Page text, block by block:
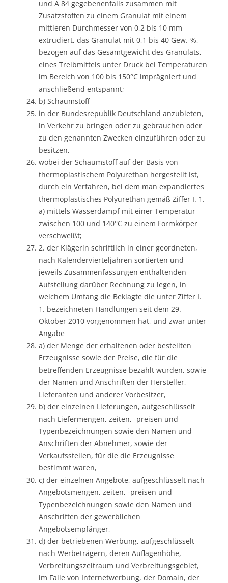
und A 84 gegebenenfalls zusammen mit
Zusatzstoffen zu einem Granulat mit einem
mittleren Durchmesser von 0,2 bis 10 mm
extrudiert, das Granulat mit 0,1 bis 40 Gew.-%,
bezogen auf das Gesamtgewicht des Granulats,
eines Treibmittels unter Druck bei Temperaturen
im Bereich von 100 bis 150°C imprägniert und
anschließend entspannt;
b) Schaumstoff
in der Bundesrepublik Deutschland anzubieten,
in Verkehr zu bringen oder zu gebrauchen oder
zu den genannten Zwecken einzuführen oder zu
besitzen,
wobei der Schaumstoff auf der Basis von
thermoplastischem Polyurethan hergestellt ist,
durch ein Verfahren, bei dem man expandiertes
thermoplastisches Polyurethan gemäß Ziffer I. 1.
a) mittels Wasserdampf mit einer Temperatur
zwischen 100 und 140°C zu einem Formkörper
verschweißt;
2. der Klägerin schriftlich in einer geordneten,
nach Kalendervierteljahren sortierten und
jeweils Zusammenfassungen enthaltenden
Aufstellung darüber Rechnung zu legen, in
welchem Umfang die Beklagte die unter Ziffer I.
1. bezeichneten Handlungen seit dem 29.
Oktober 2010 vorgenommen hat, und zwar unter
Angabe
a) der Menge der erhaltenen oder bestellten
Erzeugnisse sowie der Preise, die für die
betreffenden Erzeugnisse bezahlt wurden, sowie
der Namen und Anschriften der Hersteller,
Lieferanten und anderer Vorbesitzer,
b) der einzelnen Lieferungen, aufgeschlüsselt
nach Liefermengen, zeiten, -preisen und
Typenbezeichnungen sowie den Namen und
Anschriften der Abnehmer, sowie der
Verkaufsstellen, für die die Erzeugnisse
bestimmt waren,
c) der einzelnen Angebote, aufgeschlüsselt nach
Angebotsmengen, zeiten, -preisen und
Typenbezeichnungen sowie den Namen und
Anschriften der gewerblichen
Angebotsempfänger,
d) der betriebenen Werbung, aufgeschlüsselt
nach Werbeträgern, deren Auflagenhöhe,
Verbreitungszeitraum und Verbreitungsgebiet,
im Falle von Internetwerbung, der Domain, der